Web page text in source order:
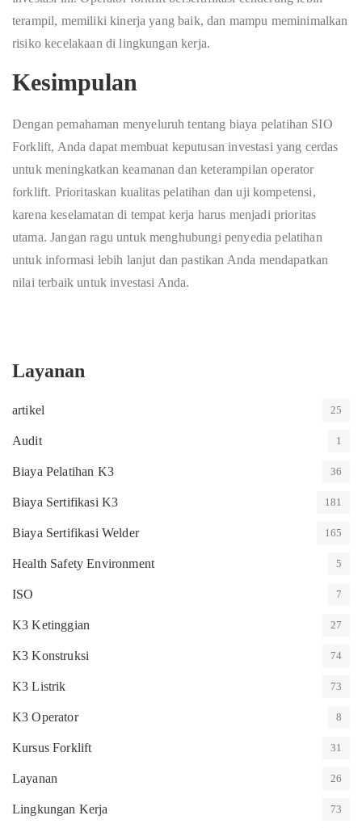
terampil, memiliki kinerja yang baik, dan mampu meminimalkan
risiko kecelakaan di lingkungan kerja.
Kesimpulan
Dengan pemahaman menyeluruh tentang biaya pelatihan SIO
Forklift, Anda dapat membuat keputusan investasi yang cerdas
untuk meningkatkan keamanan dan keterampilan operator
forklift. Prioritaskan kualitas pelatihan dan uji kompetensi,
karena keselamatan di tempat kerja harus menjadi prioritas
utama. Jangan ragu untuk menghubungi penyedia pelatihan
untuk informasi lebih lanjut dan pastikan Anda mendapatkan
nilai terbaik untuk investasi Anda.
Layanan
artikel 25
Audit 1
Biaya Pelatihan K3 36
Biaya Sertifikasi K3 181
Biaya Sertifikasi Welder 165
Health Safety Environment 5
ISO 7
K3 Ketinggian 27
K3 Konstruksi 74
K3 Listrik 73
K3 Operator 8
Kursus Forklift 31
Layanan 26
Lingkungan Kerja 73